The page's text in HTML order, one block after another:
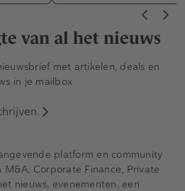
van al het nieuws
met artikelen, deals en
in je mailbox
platform en community
Corporate Finance, Private
nieuws, evenementen, een